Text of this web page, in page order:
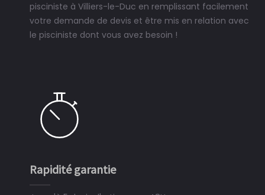
pisciniste à Villiers-le-Duc en remplissant facilement
votre demande de devis et être mis en relation avec
le pisciniste dont vous avez besoin !
Rapidité garantie